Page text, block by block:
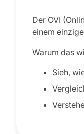
Der OVI
einem
Warum das
Sieh,